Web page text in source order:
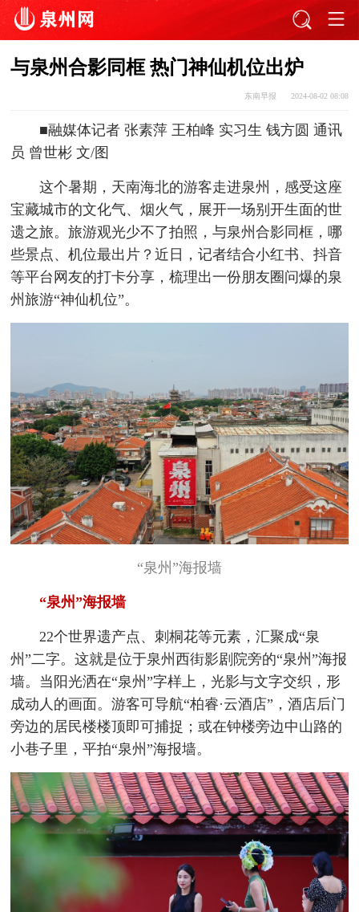
与泉州合影同框 热门神仙机位出炉
东南早报 2024-08-02 08:08
■融媒体记者 张素萍 王柏峰 实习生 钱方圆 通讯
员 曾世彬 文/图
这个暑期，天南海北的游客走进泉州，感受这座
宝藏城市的文化气、烟火气，展开一场别开生面的世
遗之旅。旅游观光少不了拍照，与泉州合影同框，哪
些景点、机位最出片？近日，记者结合小红书、抖音
等平台网友的打卡分享，梳理出一份朋友圈问爆的泉
州旅游“神仙机位”。
“泉州”海报墙
“泉州”海报墙
22个世界遗产点、刺桐花等元素，汇聚成“泉
州”二字。这就是位于泉州西街影剧院旁的“泉州”海报
墙。当阳光洒在“泉州”字样上，光影与文字交织，形
成动人的画面。游客可导航“柏睿·云酒店”，酒店后门
旁边的居民楼楼顶即可捕捉；或在钟楼旁边中山路的
小巷子里，平拍“泉州”海报墙。